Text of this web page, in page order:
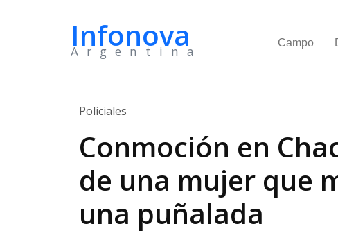
Infonova
Argentina
Campo
Policiales
Conmoción en
de una mujer que
una puñalada